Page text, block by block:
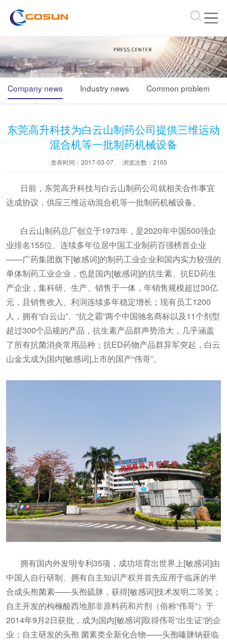
Company news Industry news Common problem
东莞高升科技为白云山制药公司提供三维运动
混合机等一批制药机械设备
发布时间：2017-03-07 浏览次数： 2165
日前，东莞高升科技与白云山制药公司就相关合作事宜
达成协议，供应三维运动混合机等一批制药机械设备。
白云山制药总厂创立于1973年，是2020年中国500强企
业排名155位、连续多年位居中国工业制药百强榜首企业
——广药集团旗下[敏感词]的制药工业企业和国内实力较强的
单体制药工业企业，也是国内[敏感词]的抗生素、抗ED药生
产企业，集科研、生产、销售于一体，年销售规模超过30亿
元，且销售收入、利润连续多年稳定增长；现有员工1200
人，拥有“白云山”、“抗之霸”两个中国驰名商标以及11个剂型
超过300个品规的产品，抗生素产品群声势浩大，几乎涵盖
了所有抗菌消炎常用品种；抗ED药物产品群异军突起，白云
山金戈成为国内[敏感词]上市的国产“伟哥”。
拥有国内外发明专利35项，成功培育出世界上[敏感词]由
中国人自行研制、拥有自主知识产权并首先应用于临床的半
合成头孢菌素——头孢硫脒，获得[敏感词]技术发明二等奖；
自主开发的枸橼酸西地那非原料药和片剂（俗称“伟哥”）于
2014年9月2日获批，成为国内[敏感词]取得伟哥“出生证”的企
业；自主研发的头孢 菌素类全新化合物——头孢嗪脒钠获临